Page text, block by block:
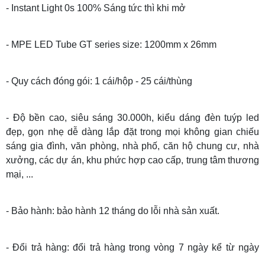
- Instant Light 0s 100% Sáng tức thì khi mở
- MPE LED Tube GT series size: 1200mm x 26mm
- Quy cách đóng gói: 1 cái/hộp - 25 cái/thùng
- Độ bền cao, siêu sáng 30.000h, kiểu dáng đèn tuýp led
đẹp, gọn nhẹ dễ dàng lắp đặt trong mọi không gian chiếu
sáng gia đình, văn phòng, nhà phố, căn hộ chung cư, nhà
xưởng, các dự án, khu phức hợp cao cấp, trung tâm thương
mại, ...
- Bảo hành: bảo hành 12 tháng do lỗi nhà sản xuất.
- Đổi trả hàng: đổi trả hàng trong vòng 7 ngày kể từ ngày